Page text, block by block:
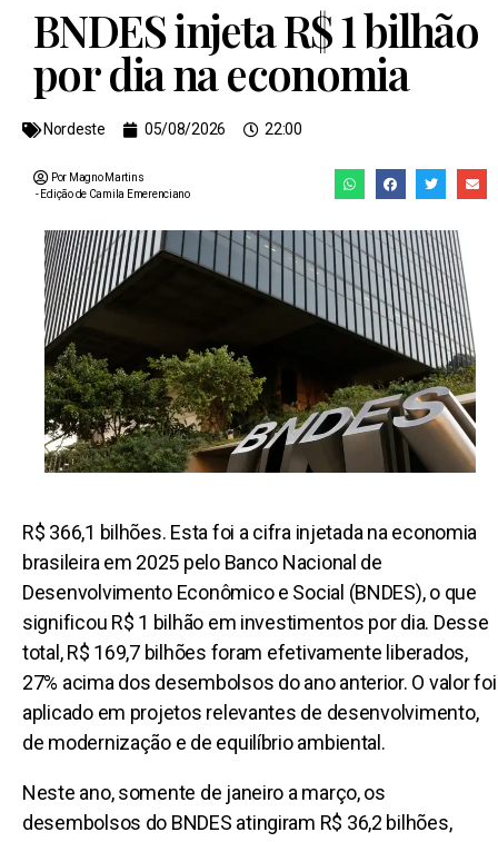
BNDES injeta R$ 1 bilhão
por dia na economia
Nordeste 05/08/2026 22:00
Por Magno Martins
- Edição de Camila Emerenciano
R$ 366,1 bilhões. Esta foi a cifra injetada na economia
brasileira em 2025 pelo Banco Nacional de
Desenvolvimento Econômico e Social (BNDES), o que
significou R$ 1 bilhão em investimentos por dia. Desse
total, R$ 169,7 bilhões foram efetivamente liberados,
27% acima dos desembolsos do ano anterior. O valor foi
aplicado em projetos relevantes de desenvolvimento,
de modernização e de equilíbrio ambiental.
Neste ano, somente de janeiro a março, os
desembolsos do BNDES atingiram R$ 36,2 bilhões,